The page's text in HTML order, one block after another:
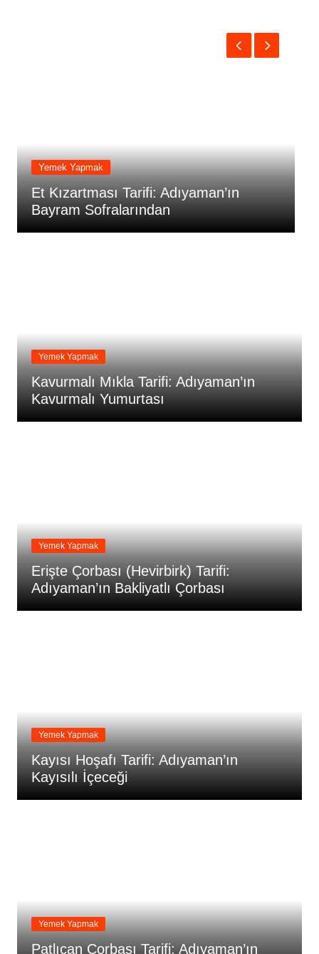
Yemek Yapmak
Asma Yaprağı Sarması Tarifi:
Adıyaman Usulü
Yemek Yapmak
Kavurmalı Mıkla Tarifi: Adıyaman’ın
Kavurmalı Yumurtası
Yemek Yapmak
Erişte Çorbası (Hevirbirk) Tarifi:
Adıyaman’ın Bakliyatlı Çorbası
Yemek Yapmak
Kayısı Hoşafı Tarifi: Adıyaman’ın
Kayısılı İçeceği
Yemek Yapmak
Patlıcan Çorbası Tarifi: Adıyaman’ın